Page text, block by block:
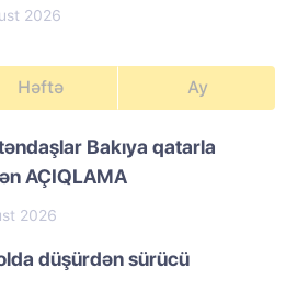
2026
Həftə Ay
Bakıya qatarla
AÇIQLAMA
2026
düşürdən sürücü